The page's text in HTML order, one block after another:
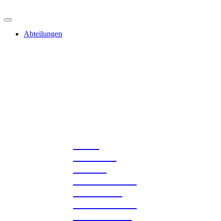
Abteilungen